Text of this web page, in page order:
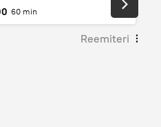
60 min
Reemiteri